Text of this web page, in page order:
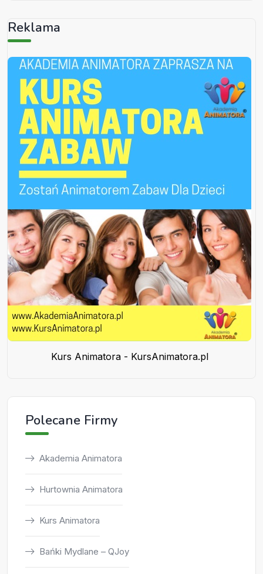
Reklama
Kurs Animatora - KursAnimatora.pl
Polecane Firmy
Akademia Animatora
Hurtownia Animatora
Kurs Animatora
Bańki Mydlane – QJoy